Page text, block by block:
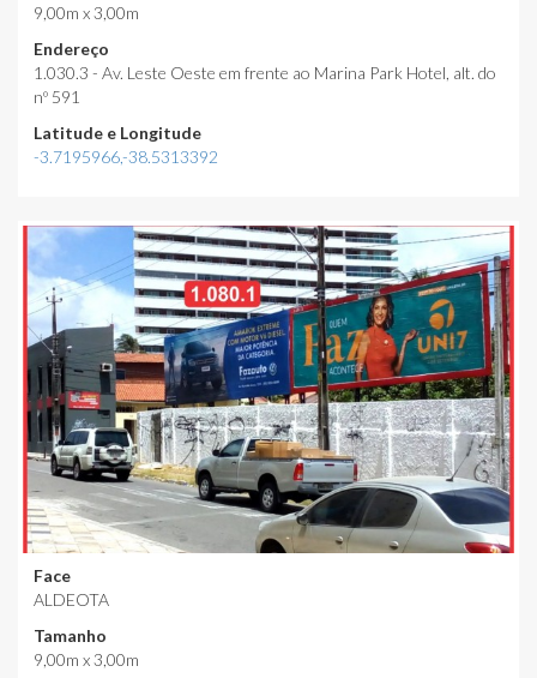
9,00m x 3,00m
Endereço
1.030.3 - Av. Leste Oeste em frente ao Marina Park Hotel, alt. do
nº 591
Latitude e Longitude
-3.7195966,-38.5313392
Face
ALDEOTA
Tamanho
9,00m x 3,00m